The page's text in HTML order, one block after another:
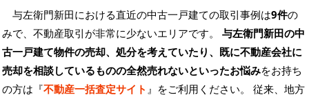
与左衛門新田における直近の中古一戸建ての取引事例は9件の
みで、不動産取引が非常に少ないエリアです。 与左衛門新田の中
古一戸建て物件の売却、処分を考えていたり、既に不動産会社に
売却を相談しているものの全然売れないといったお悩みをお持ち
の方は『不動産一括査定サイト 』をご利用ください。 従来、地方